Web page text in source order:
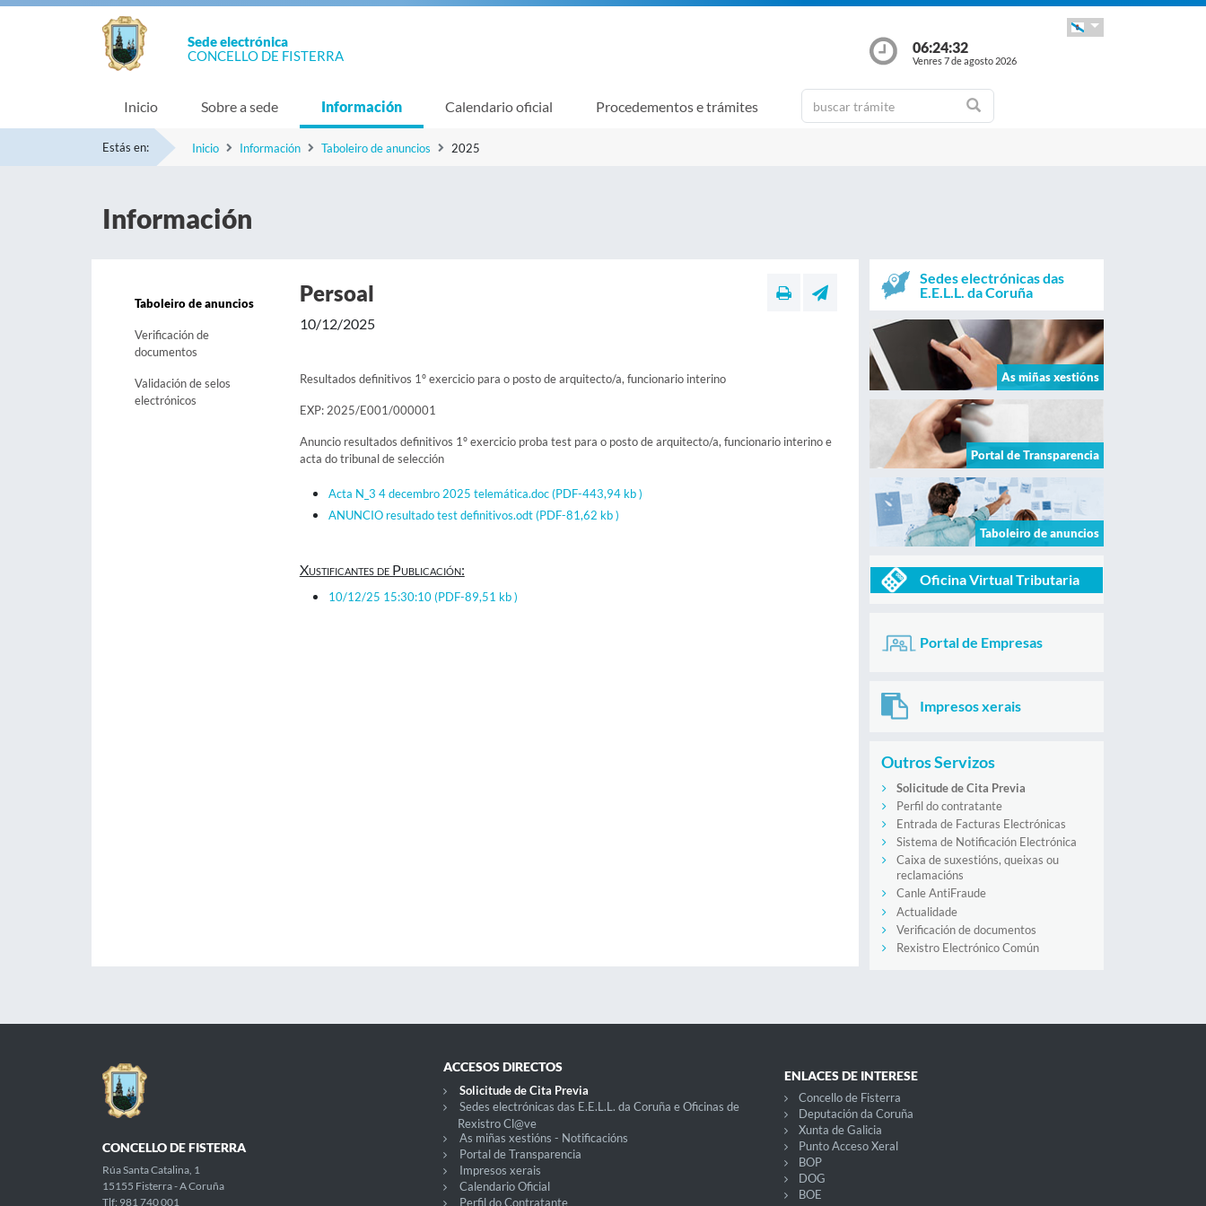
Sede electrónica
CONCELLO DE FISTERRA
06:24:32
Venres 7 de agosto 2026
Inicio Sobre a sede Información Calendario oficial Procedementos e trámites
Estás en: Inicio Información Taboleiro de anuncios 2025
Información
Taboleiro de anuncios
Verificación de
documentos
Validación de selos
electrónicos
Persoal
10/12/2025
Resultados definitivos 1º exercicio para o posto de arquitecto/a, funcionario interino
EXP: 2025/E001/000001
Anuncio resultados definitivos 1º exercicio proba test para o posto de arquitecto/a, funcionario interino e
acta do tribunal de selección
Acta N_3 4 decembro 2025 telemática.doc(PDF-443,94 kb )
ANUNCIO resultado test definitivos.odt(PDF-81,62 kb )
Xustificantes de Publicación:
10/12/25 15:30:10(PDF-89,51 kb )
Sedes electrónicas das
E.E.L.L. da Coruña
As miñas xestións
Portal de Transparencia
Taboleiro de anuncios
Oficina Virtual Tributaria
Portal de Empresas
Impresos xerais
Outros Servizos
Solicitude de Cita Previa
Perfil do contratante
Entrada de Facturas Electrónicas
Sistema de Notificación Electrónica
Caixa de suxestións, queixas ou
reclamacións
Canle AntiFraude
Actualidade
Verificación de documentos
Rexistro Electrónico Común
CONCELLO DE FISTERRA
Rúa Santa Catalina, 1
15155 Fisterra - A Coruña
Tlf: 981 740 001
ACCESOS DIRECTOS
Solicitude de Cita Previa
Sedes electrónicas das E.E.L.L. da Coruña e Oficinas de
Rexistro Cl@ve
As miñas xestións - Notificacións
Portal de Transparencia
Impresos xerais
Calendario Oficial
Perfil do Contratante
ENLACES DE INTERESE
Concello de Fisterra
Deputación da Coruña
Xunta de Galicia
Punto Acceso Xeral
BOP
DOG
BOE